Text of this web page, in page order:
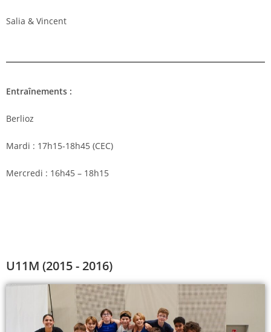
Salia & Vincent
Entraînements :
Berlioz
Mardi : 17h15-18h45 (CEC)
Mercredi : 16h45 – 18h15
U11M (2015 - 2016)